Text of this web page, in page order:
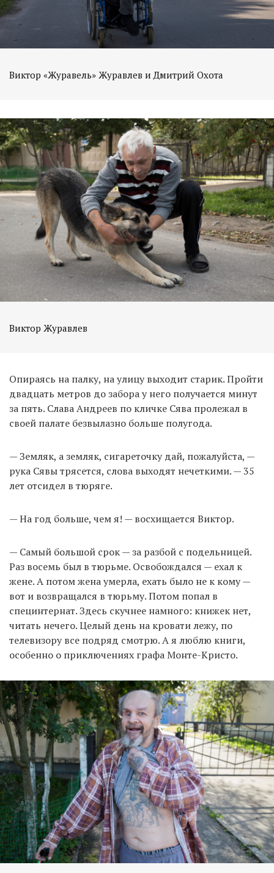
Виктор «Журавель» Журавлев и Дмитрий Охота
Виктор Журавлев
Опираясь на палку, на улицу выходит старик. Пройти
двадцать метров до забора у него получается минут
за пять. Слава Андреев по кличке Сява пролежал в
своей палате безвылазно больше полугода.
— Земляк, а земляк, сигареточку дай, пожалуйста, —
рука Сявы трясется, слова выходят нечеткими. — 35
лет отсидел в тюряге.
— На год больше, чем я! — восхищается Виктор.
— Самый большой срок — за разбой с подельницей.
Раз восемь был в тюрьме. Освобождался — ехал к
жене. А потом жена умерла, ехать было не к кому —
вот и возвращался в тюрьму. Потом попал в
специнтернат. Здесь скучнее намного: книжек нет,
читать нечего. Целый день на кровати лежу, по
телевизору все подряд смотрю. А я люблю книги,
особенно о приключениях графа Монте-Кристо.